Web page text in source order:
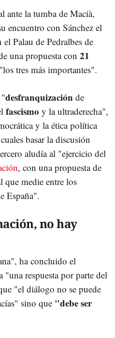
ante la tumba de Macià,
encuentro con Sánchez el
Palau de Pedralbes de
una propuesta con 21
tres más importantes".
desfranquización de
fascismo y la ultraderecha",
y la ética política
basar la discusión
aludía al "ejercicio del
, con una propuesta de
que medie entre los
España".
no hay
ha concluido el
"una respuesta por parte del
"el diálogo no se puede
sino que "debe ser